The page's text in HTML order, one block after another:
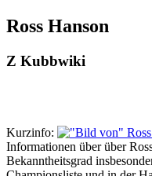
Ross Hanson
Z Kubbwiki
Kurzinfo:
Informationen über über
Bekanntheitsgrad